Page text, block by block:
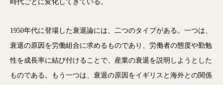
時代ごとに変化してきている。
1950年代に登場した衰退論には、二つのタイプがある。一つは、
衰退の原因を労働組合に求めるものであり、労働者の態度や勤勉
性を成長率に結び付けることで、産業の衰退を説明しようとした
ものである。もう一つは、衰退の原因をイギリスと海外との関係